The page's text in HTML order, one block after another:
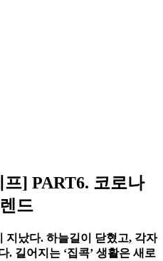
프] PART6. 코로나
드
지났다. 하늘길이 닫혔고, 각자
. 길어지는 ‘집콕’ 생활은 새로